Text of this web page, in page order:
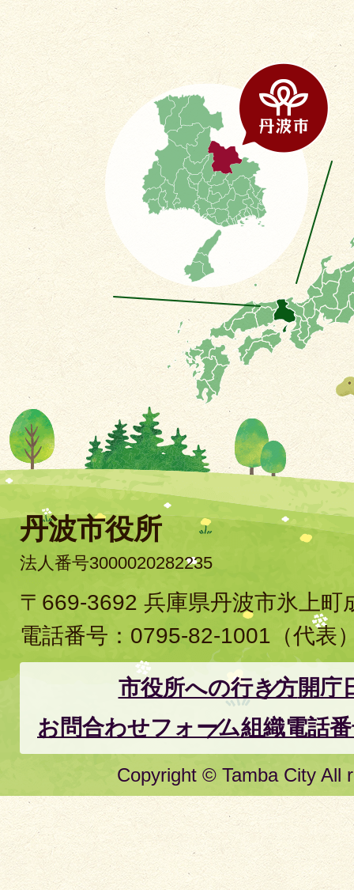
丹波市役所
法人番号3000020282235
〒669-3692 兵庫県丹波市氷上町
電話番号： 0795-82-1001 （代表
市役所への行き方開庁
お問合わせフォーム組織電話
Copyright © Tamba City All